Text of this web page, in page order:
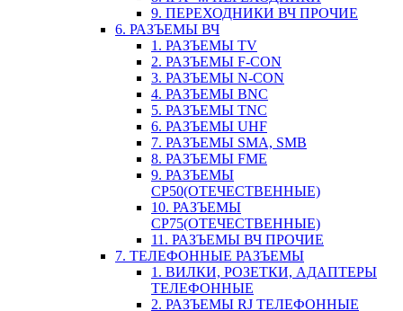
9. ПЕРЕХОДНИКИ ВЧ ПРОЧИЕ
6. РАЗЪЕМЫ ВЧ
1. РАЗЪЕМЫ TV
2. РАЗЪЕМЫ F-CON
3. РАЗЪЕМЫ N-CON
4. РАЗЪЕМЫ BNC
5. РАЗЪЕМЫ TNC
6. РАЗЪЕМЫ UHF
7. РАЗЪЕМЫ SMA, SMB
8. РАЗЪЕМЫ FME
9. РАЗЪЕМЫ
СР50(ОТЕЧЕСТВЕННЫЕ)
10. РАЗЪЕМЫ
СР75(ОТЕЧЕСТВЕННЫЕ)
11. РАЗЪЕМЫ ВЧ ПРОЧИЕ
7. ТЕЛЕФОННЫЕ РАЗЪЕМЫ
1. ВИЛКИ, РОЗЕТКИ, АДАПТЕРЫ
ТЕЛЕФОННЫЕ
2. РАЗЪЕМЫ RJ ТЕЛЕФОННЫЕ